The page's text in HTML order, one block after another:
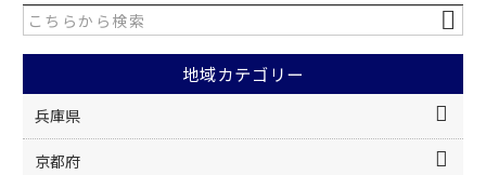
地域カテゴリー
兵庫県
京都府